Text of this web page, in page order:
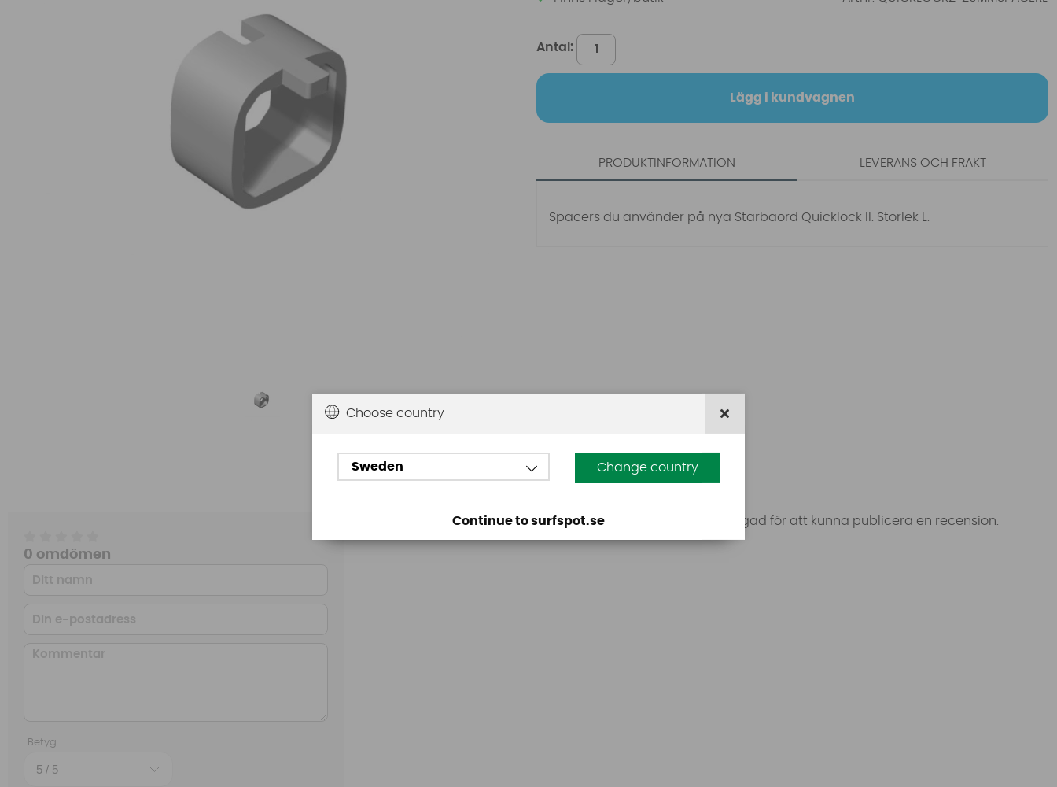
Antal:
Lägg i kundvagnen
PRODUKTINFORMATION
Spacers du använder på nya Starbaord Quicklock II. Storlek L.
LEVERANS OCH FRAKT
Omdömen
0 omdömen
Betyg
Den här produkten har inga recensioner. Du måste vara inloggad för att kunna publicera en recension.
Choose country
Sweden Change country
Continue to surfspot.se